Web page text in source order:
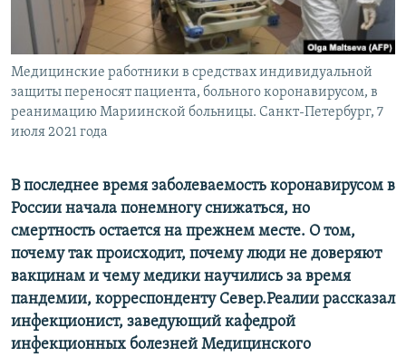
УКРАИНСКАЯ ПРОБЛЕМА КРЫМА
Все сайты RFE/RL
Медицинские работники в средствах индивидуальной
защиты переносят пациента, больного коронавирусом, в
реанимацию Мариинской больницы. Санкт-Петербург, 7
июля 2021 года
В последнее время заболеваемость коронавирусом в
России начала понемногу снижаться, но
смертность остается на прежнем месте. О том,
почему так происходит, почему люди не доверяют
вакцинам и чему медики научились за время
пандемии, корреспонденту Север.Реалии рассказал
инфекционист, заведующий кафедрой
инфекционных болезней Медицинского